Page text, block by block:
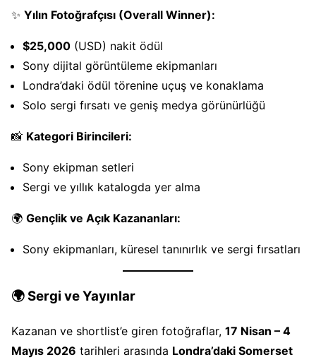
✨ Yılın Fotoğrafçısı (Overall Winner):
$25,000 (USD) nakit ödül
Sony dijital görüntüleme ekipmanları
Londra’daki ödül törenine uçuş ve konaklama
Solo sergi fırsatı ve geniş medya görünürlüğü
📸 Kategori Birincileri:
Sony ekipman setleri
Sergi ve yıllık katalogda yer alma
🌍 Gençlik ve Açık Kazananları:
Sony ekipmanları, küresel tanınırlık ve sergi fırsatları
🌍Sergi ve Yayınlar
Kazanan ve shortlist’e giren fotoğraflar, 17 Nisan – 4
Mayıs 2026 tarihleri arasında Londra’daki Somerset